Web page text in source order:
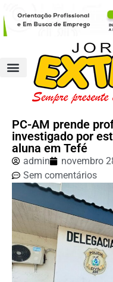
PC-AM prende
investigado por
aluna em Tefé
admin novembro
Sem comentários